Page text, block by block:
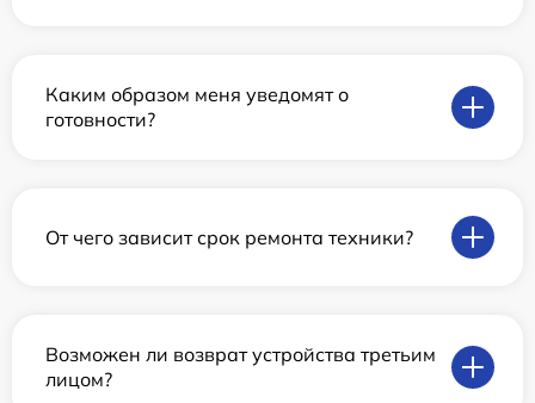
Каким образом меня уведомят о
готовности?
От чего зависит срок ремонта техники?
Возможен ли возврат устройства третьим
лицом?